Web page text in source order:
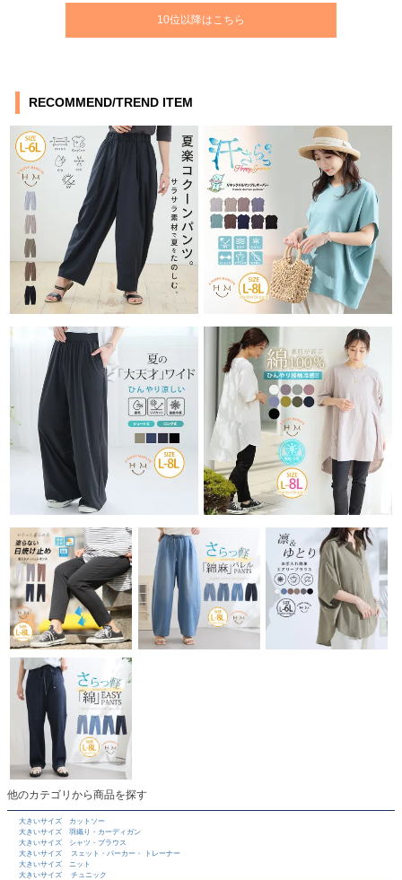
10位以降はこちら
RECOMMEND/TREND ITEM
他のカテゴリから商品を探す
大きいサイズ カットソー
大きいサイズ 羽織り・カーディガン
大きいサイズ シャツ・ブラウス
大きいサイズ スェット・パーカー・ トレーナー
大きいサイズ ニット
大きいサイズ チュニック